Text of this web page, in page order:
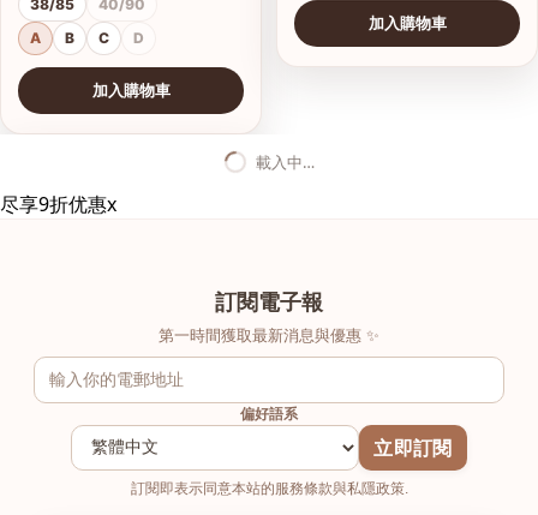
38/85
40/90
A
B C D
加入購物車
加入購物車
載入中…
尽享9折优惠x
訂閱電子報
第一時間獲取最新消息與優惠 ✨
偏好語系
立即訂閱
訂閱即表示同意本站的服務條款與私隱政策.